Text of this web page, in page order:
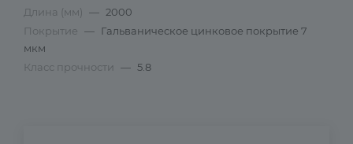
Длина (мм) — 2000
Покрытие — Гальваническое цинковое покрытие 7
мкм
Класс прочности
— 5.8